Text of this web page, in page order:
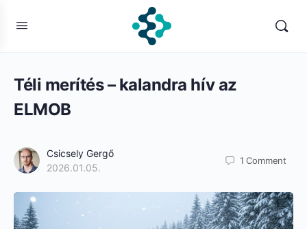
Téli merítés – kalandra hív az
ELMOB
Csicsely Gergő
2026.01.05.
1Comment